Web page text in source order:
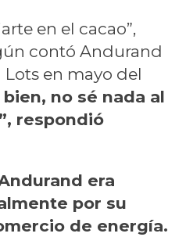
en el cacao”,
contó Andurand
en mayo del
bien, no sé nada al
respondió
era
por su
de energía.